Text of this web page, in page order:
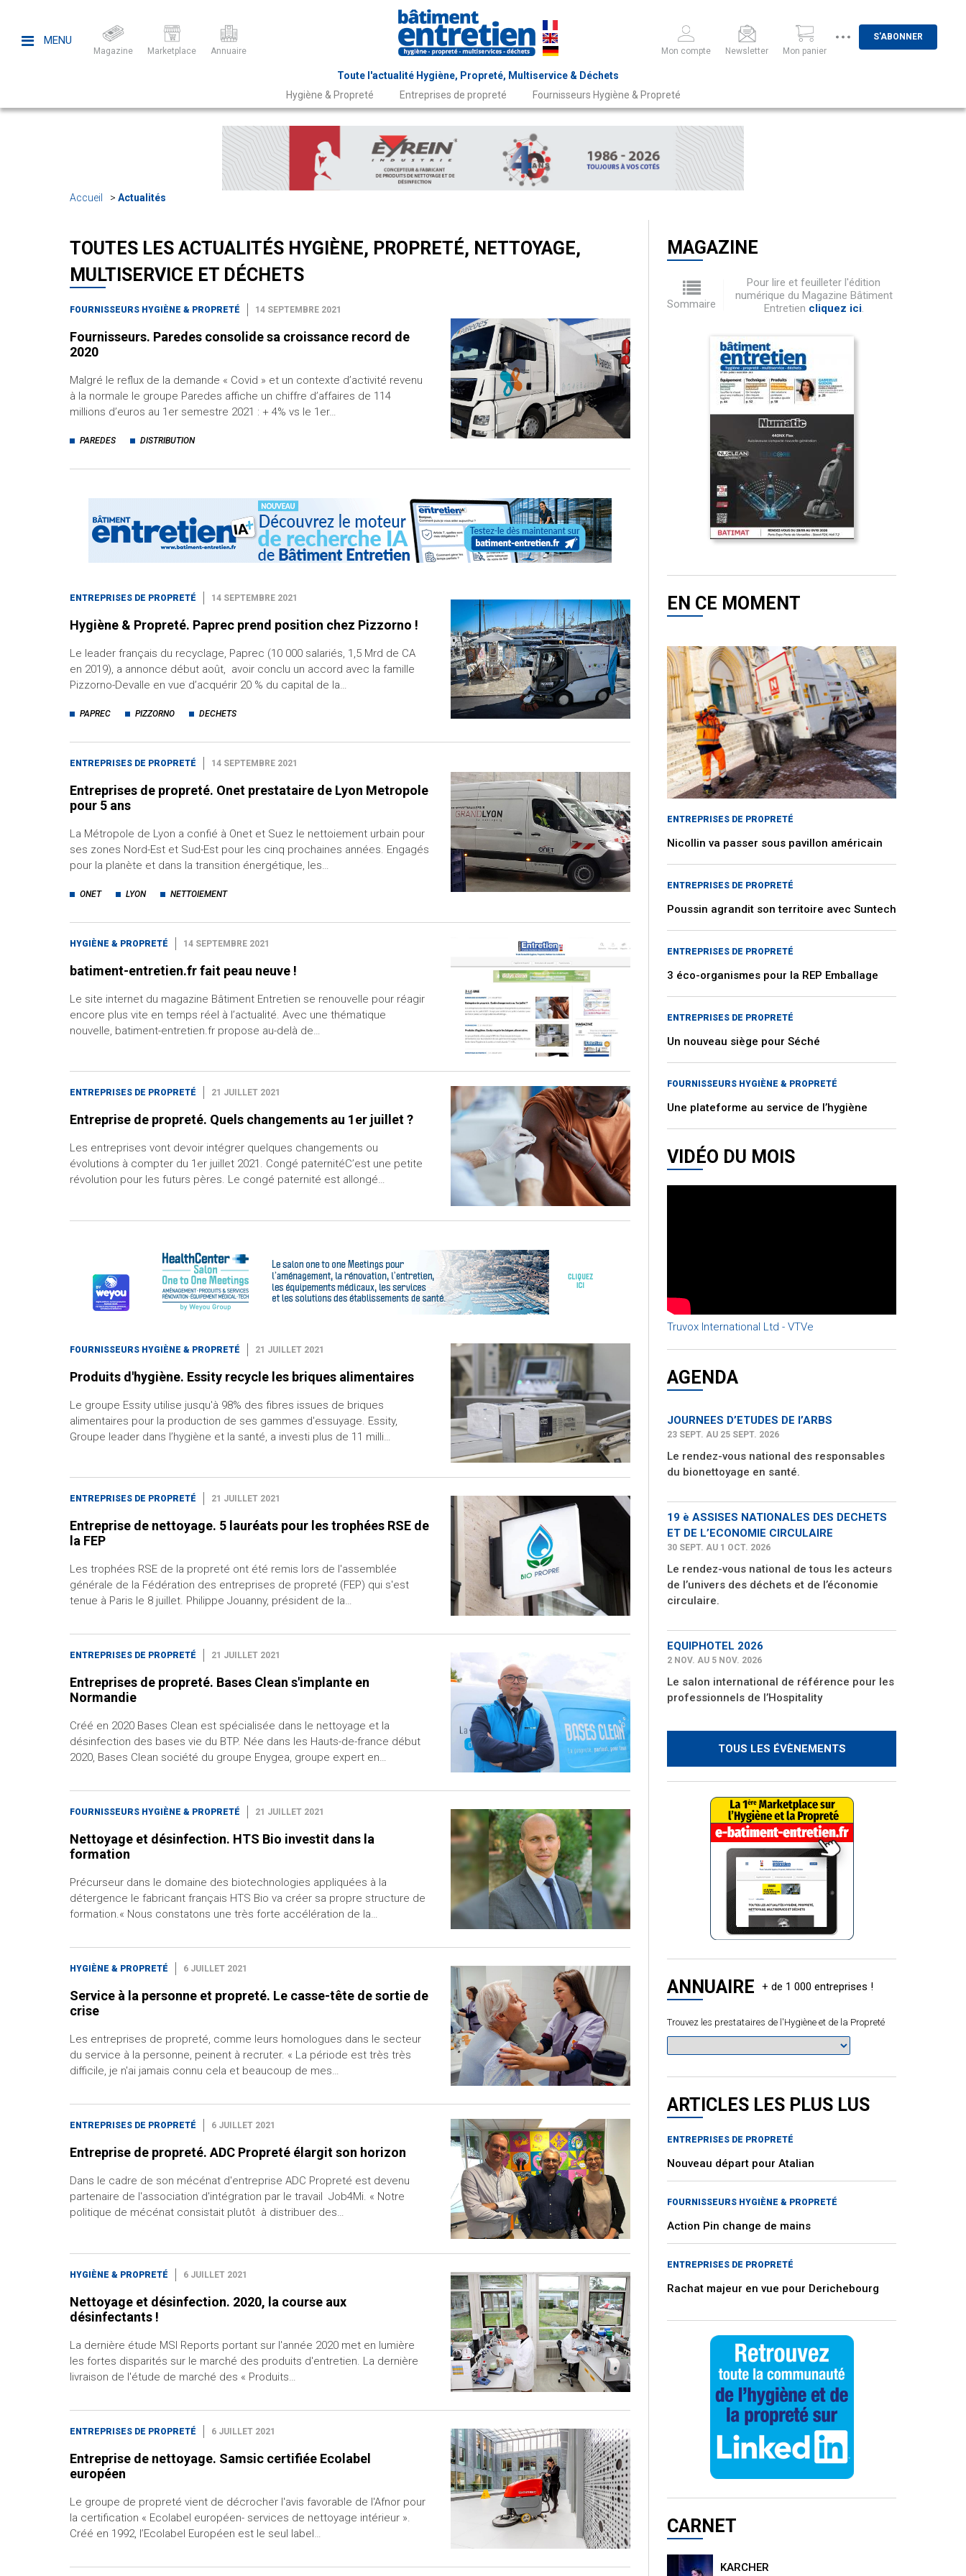
MENU
Magazine Marketplace Annuaire
Toute l'actualité Hygiène, Propreté, Multiservice & Déchets
Mon compte Newsletter Mon panier
S'ABONNER
Hygiène & Propreté Entreprises de propreté Fournisseurs Hygiène & Propreté
Accueil Actualités
TOUTES LES ACTUALITÉS HYGIÈNE, PROPRETÉ, NETTOYAGE,
MULTISERVICE ET DÉCHETS
FOURNISSEURS HYGIÈNE & PROPRETÉ 14 SEPTEMBRE 2021
Fournisseurs. Paredes consolide sa croissance record de
2020
Malgré le reflux de la demande « Covid » et un contexte d’activité revenu
à la normale le groupe Paredes affiche un chiffre d’affaires de 114
millions d’euros au 1er semestre 2021 : + 4% vs le 1er…
PAREDES DISTRIBUTION
ENTREPRISES DE PROPRETÉ 14 SEPTEMBRE 2021
Hygiène & Propreté. Paprec prend position chez Pizzorno !
Le leader français du recyclage, Paprec (10 000 salariés, 1,5 Mrd de CA
en 2019), a annonce début août, avoir conclu un accord avec la famille
Pizzorno-Devalle en vue d’acquérir 20 % du capital de la…
PAPREC PIZZORNO DECHETS
ENTREPRISES DE PROPRETÉ 14 SEPTEMBRE 2021
Entreprises de propreté. Onet prestataire de Lyon Metropole
pour 5 ans
La Métropole de Lyon a confié à Onet et Suez le nettoiement urbain pour
ses zones Nord-Est et Sud-Est pour les cinq prochaines années. Engagés
pour la planète et dans la transition énergétique, les…
ONET LYON NETTOIEMENT
HYGIÈNE & PROPRETÉ 14 SEPTEMBRE 2021
batiment-entretien.fr fait peau neuve !
Le site internet du magazine Bâtiment Entretien se renouvelle pour réagir
encore plus vite en temps réel à l’actualité. Avec une thématique
nouvelle, batiment-entretien.fr propose au-delà de…
ENTREPRISES DE PROPRETÉ 21 JUILLET 2021
Entreprise de propreté. Quels changements au 1er juillet ?
Les entreprises vont devoir intégrer quelques changements ou
évolutions à compter du 1er juillet 2021. Congé paternitéC’est une petite
révolution pour les futurs pères. Le congé paternité est allongé…
FOURNISSEURS HYGIÈNE & PROPRETÉ 21 JUILLET 2021
Produits d'hygiène. Essity recycle les briques alimentaires
Le groupe Essity utilise jusqu'à 98% des fibres issues de briques
alimentaires pour la production de ses gammes d'essuyage. Essity,
Groupe leader dans l’hygiène et la santé, a investi plus de 11 milli…
ENTREPRISES DE PROPRETÉ 21 JUILLET 2021
Entreprise de nettoyage. 5 lauréats pour les trophées RSE de
la FEP
Les trophées RSE de la propreté ont été remis lors de l'assemblée
générale de la Fédération des entreprises de propreté (FEP) qui s'est
tenue à Paris le 8 juillet. Philippe Jouanny, président de la…
ENTREPRISES DE PROPRETÉ 21 JUILLET 2021
Entreprises de propreté. Bases Clean s'implante en
Normandie
Créé en 2020 Bases Clean est spécialisée dans le nettoyage et la
désinfection des bases vie du BTP. Née dans les Hauts-de-france début
2020, Bases Clean société du groupe Enygea, groupe expert en…
FOURNISSEURS HYGIÈNE & PROPRETÉ 21 JUILLET 2021
Nettoyage et désinfection. HTS Bio investit dans la
formation
Précurseur dans le domaine des biotechnologies appliquées à la
détergence le fabricant français HTS Bio va créer sa propre structure de
formation.« Nous constatons une très forte accélération de la…
HYGIÈNE & PROPRETÉ 6 JUILLET 2021
Service à la personne et propreté. Le casse-tête de sortie de
crise
Les entreprises de propreté, comme leurs homologues dans le secteur
du service à la personne, peinent à recruter. « La période est très très
difficile, je n'ai jamais connu cela et beaucoup de mes…
ENTREPRISES DE PROPRETÉ 6 JUILLET 2021
Entreprise de propreté. ADC Propreté élargit son horizon
Dans le cadre de son mécénat d'entreprise ADC Propreté est devenu
partenaire de l'association d'intégration par le travail Job4Mi. « Notre
politique de mécénat consistait plutôt à distribuer des…
HYGIÈNE & PROPRETÉ 6 JUILLET 2021
Nettoyage et désinfection. 2020, la course aux
désinfectants !
La dernière étude MSI Reports portant sur l'année 2020 met en lumière
les fortes disparités sur le marché des produits d'entretien. La dernière
livraison de l'étude de marché des « Produits…
ENTREPRISES DE PROPRETÉ 6 JUILLET 2021
Entreprise de nettoyage. Samsic certifiée Ecolabel
européen
Le groupe de propreté vient de décrocher l'avis favorable de l'Afnor pour
la certification « Ecolabel européen- services de nettoyage intérieur ».
Créé en 1992, l’Ecolabel Européen est le seul label…
MAGAZINE
Sommaire
Pour lire et feuilleter l'édition
numérique du Magazine Bâtiment
Entretien cliquez ici.
EN CE MOMENT
ENTREPRISES DE PROPRETÉ
Nicollin va passer sous pavillon américain
ENTREPRISES DE PROPRETÉ
Poussin agrandit son territoire avec Suntech
ENTREPRISES DE PROPRETÉ
3 éco-organismes pour la REP Emballage
ENTREPRISES DE PROPRETÉ
Un nouveau siège pour Séché
FOURNISSEURS HYGIÈNE & PROPRETÉ
Une plateforme au service de l’hygiène
VIDÉO DU MOIS
Truvox International Ltd - VTVe
AGENDA
JOURNEES D’ETUDES DE l’ARBS
23 SEPT. AU 25 SEPT. 2026
Le rendez-vous national des responsables
du bionettoyage en santé.
19 è ASSISES NATIONALES DES DECHETS
ET DE L’ECONOMIE CIRCULAIRE
30 SEPT. AU 1 OCT. 2026
Le rendez-vous national de tous les acteurs
de l’univers des déchets et de l’économie
circulaire.
EQUIPHOTEL 2026
2 NOV. AU 5 NOV. 2026
Le salon international de référence pour les
professionnels de l’Hospitality
TOUS LES ÉVÈNEMENTS
ANNUAIRE
Trouvez les prestataires de l'Hygiène et de la Propreté
ARTICLES LES PLUS LUS
ENTREPRISES DE PROPRETÉ
Nouveau départ pour Atalian
FOURNISSEURS HYGIÈNE & PROPRETÉ
Action Pin change de mains
ENTREPRISES DE PROPRETÉ
Rachat majeur en vue pour Derichebourg
CARNET
KARCHER